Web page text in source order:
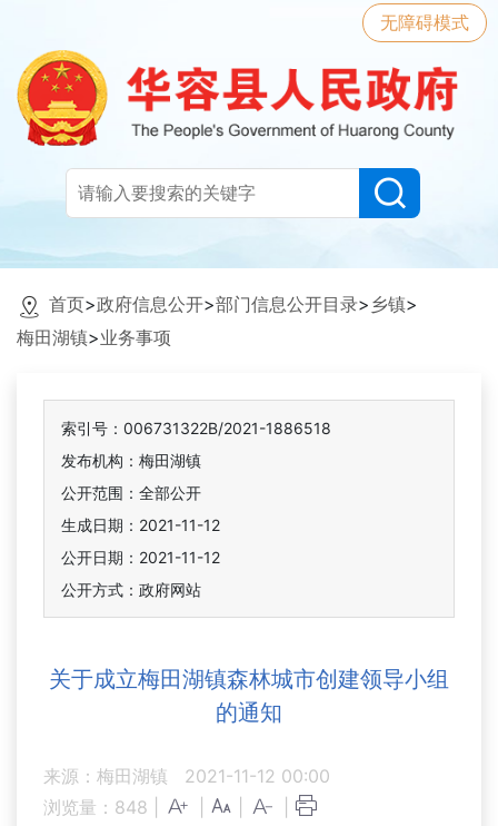
无障碍模式
首页>政府信息公开>部门信息公开目录> 乡镇>
梅田湖镇>业务事项
索引号：006731322B/2021-1886518
发布机构：梅田湖镇
公开范围：全部公开
生成日期：2021-11-12
公开日期：2021-11-12
公开方式：政府网站
关于成立梅田湖镇森林城市创建领导小组
的通知
来源：梅田湖镇
2021-11-12 00:00
浏览量： 848